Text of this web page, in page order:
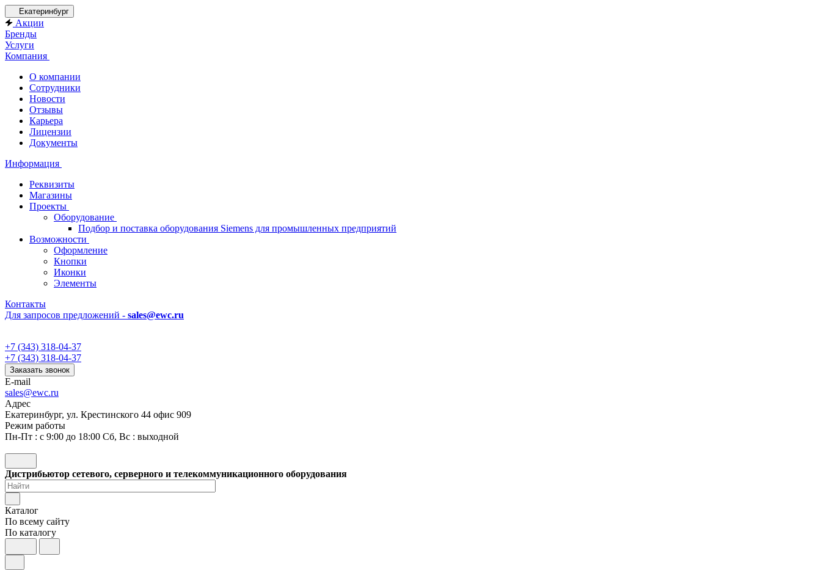
Екатеринбург
Акции
Бренды
Услуги
Компания
О компании
Сотрудники
Новости
Отзывы
Карьера
Лицензии
Документы
Информация
Реквизиты
Магазины
Проекты
Оборудование
Подбор и поставка оборудования Siemens для промышленных предприятий
Возможности
Оформление
Кнопки
Иконки
Элементы
Контакты
Для запросов предложений - sales@ewc.ru
+7 (343) 318-04-37
+7 (343) 318-04-37
Заказать звонок
E-mail
sales@ewc.ru
Адрес
Екатеринбург, ул. Крестинского 44 офис 909
Режим работы
Пн-Пт : с 9:00 до 18:00 Сб, Вс : выходной
Дистрибьютор сетевого, серверного и телекоммуникационного оборудования
Каталог
По всему сайту
По каталогу